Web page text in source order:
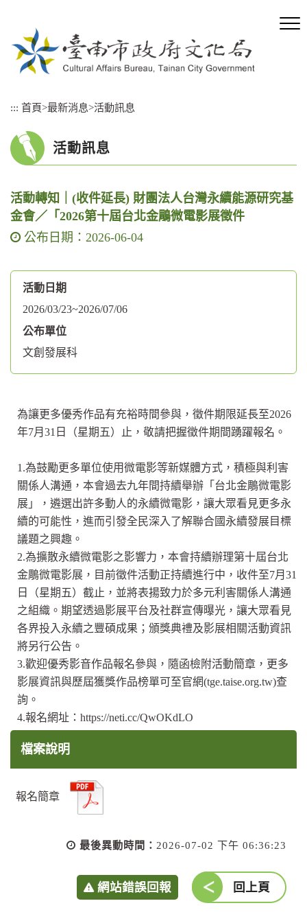
::: 首頁>最新消息>活動訊息
活動訊息
活動轉知｜(收件延長) 財團法人台灣永續能源研究基
金會／「2026第十屆台北金鵰微電影展徵件
公布日期：2026-06-04
活動日期
2026/03/23~2026/07/06
公布單位
文創發展科
為讓更多優秀作品有充裕時間參與，徵件期限延長至2026
年7月31日（星期五）止，敬請把握徵件期間踴躍報名。
1.為鼓勵更多單位使用微電影等新媒體方式，積極與利害
關係人溝通，本會過去九年間持續舉辦「台北金鵰微電影
展」，遴選出許多動人的永續微電影，讓大眾看見更多永
續的可能性，進而引發全民深入了解聯合國永續發展目標
議題之興趣。
2.為擴散永續微電影之影響力，本會持續辦理第十屆台北
金鵰微電影展，目前徵件活動正持續進行中，收件至7月31
日（星期五）截止，並將表揚致力於多元利害關係人溝通
之組織。期望透過影展平台及社群宣傳曝光，讓大眾看見
各界投入永續之豐碩成果；頒獎典禮及影展相關活動資訊
將另行公告。
3.歡迎優秀影音作品報名參與，隨函檢附活動簡章，更多
影展資訊與歷屆獲獎作品榜單可至官網(tge.taise.org.tw)查
詢。
4.報名網址：https://neti.cc/QwOKdLO
檔案說明
報名簡章
最後異動時間： 2026-07-02 下午 06:36:23
網站錯誤回報 回上頁